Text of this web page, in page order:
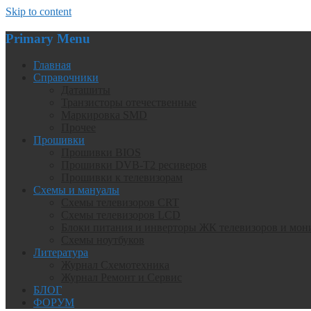
Skip to content
Primary Menu
Главная
Справочники
Прошивки
Схемы и мануалы
Литература
БЛОГ
ФОРУМ